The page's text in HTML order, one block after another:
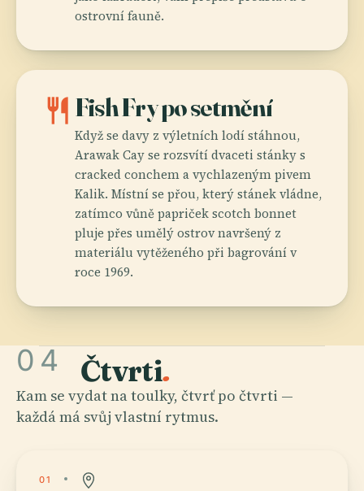
ostrovní fauně.
restaurant Fish Fry po setmění
Když se davy z výletních lodí stáhnou,
Arawak Cay se rozsvítí dvaceti stánky s
cracked conchem a vychlazeným pivem
Kalik. Místní se přou, který stánek vládne,
zatímco vůně papriček scotch bonnet
pluje přes umělý ostrov navršený z
materiálu vytěženého při bagrování v
roce 1969.
04 Čtvrti.
Kam se vydat na toulky, čtvrť po čtvrti —
každá má svůj vlastní rytmus.
01